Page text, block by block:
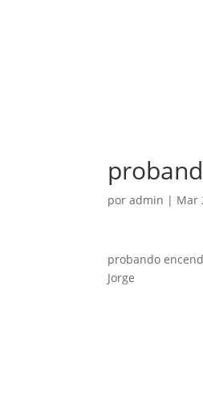
poradmin | Mar
probando
Jorge